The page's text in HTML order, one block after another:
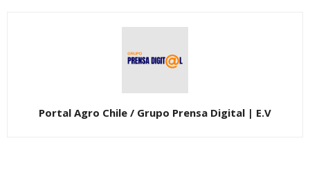
Portal Agro Chile / Grupo Prensa Digital | E.V